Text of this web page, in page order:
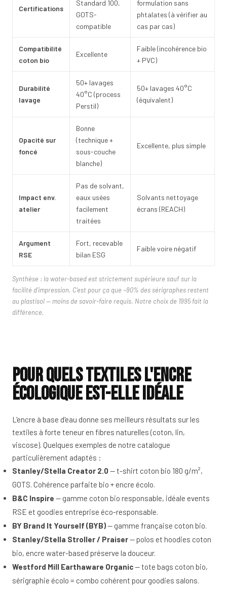
Certifications
Standard 100,
GOTS-
compatible
formulation sans
phtalates (à vérifier au
cas par cas)
Compatibilité
coton bio
Excellente
Faible (incohérence bio
+ PVC)
Durabilité
lavage
50+ lavages
40°C (process
Perstil)
50+ lavages 40°C
(équivalent)
Opacité sur
foncé
Bonne
(technique +
sous-couche
blanche)
Excellente, plus simple
Impact env.
atelier
Pas de solvant,
eaux usées
facilement
traitées
Solvants nettoyage
écrans (REACH)
Argument
RSE
Fort, recevable
bilan ESG
Faible voire négatif
Synthèse : la water-based est strictement supérieure sauf sur la
facilité d'impression. C'est pour ça que ~90% des sérigraphes restent
au plastisol — moins de savoir-faire requis. Notre choix de 1995 fait la
différence.
Pour quels textiles l'encre
écologique est-elle idéale
L'encre à base d'eau donne ses meilleurs résultats sur les
textiles à forte teneur en fibres naturelles (coton, lin,
viscose). Quelques exemples de notre catalogue
particulièrement adaptés :
Stanley/Stella Creator 2.0— t-shirt coton bio 180 g/m²,
GOTS. Cohérence parfaite bio + encre écolo.
B&C Inspire — gamme coton bio responsable, idéale events
RSE et goodies entreprise éco-responsable.
BY Brand It Yourself (BYB)— gamme française coton bio.
Stanley/Stella Stroller / Praiser— polos et hoodies coton
bio, encre water-based préserve la douceur.
Westford Mill Earthaware Organic— tote bags coton bio,
sérigraphie écolo = combo cohérent pour goodies salons.